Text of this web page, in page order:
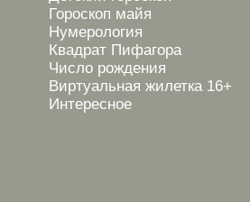
Гороскоп майя
Нумерология
Квадрат Пифагора
Число рождения
Виртуальная жилетка 16+
Интересное